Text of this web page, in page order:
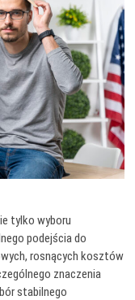
tylko wyboru
podejścia do
rosnących kosztów
znaczenia
stabilnego